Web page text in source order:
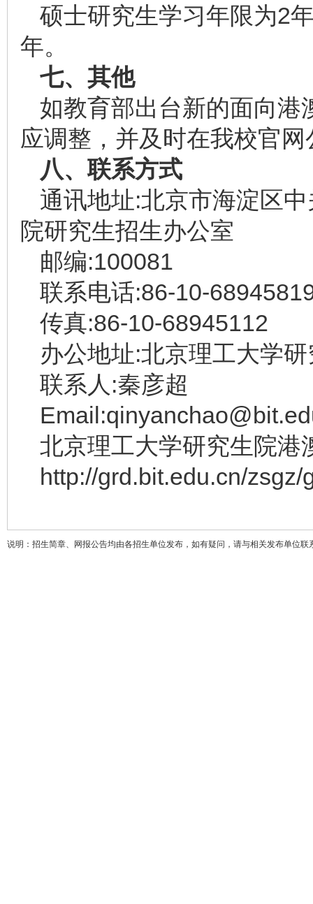
硕士研究生学习年限为2
年。
七、其他
如教育部出台新的面向港
应调整，并及时在我校官
八、联系方式
通讯地址:北京市海淀区
院研究生招生办公室
邮编:100081
联系电话:86-10-
传真:86-10-68945112
办公地址:北京理工大学
联系人:秦彦超
北京理工大学研究生院港
http://grd.bit.edu.cn/
说明：招生简章、网报公告均由各招生单位发布，如有疑问，请与相关发布单位